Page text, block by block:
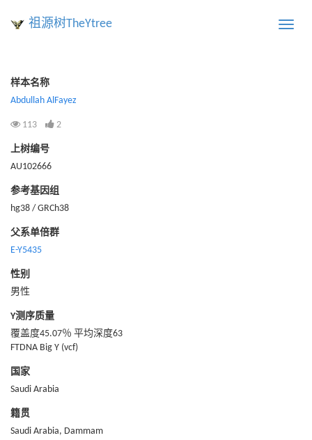
Toggle
祖源树TheYtree
样本名称
Abdullah AlFayez
113 2
上树编号
AU102666
参考基因组
hg38 / GRCh38
父系单倍群
E-Y5435
性别
男性
Y测序质量
覆盖度45.07％ 平均深度63
FTDNA Big Y (vcf)
国家
Saudi Arabia
籍贯
Saudi Arabia, Dammam